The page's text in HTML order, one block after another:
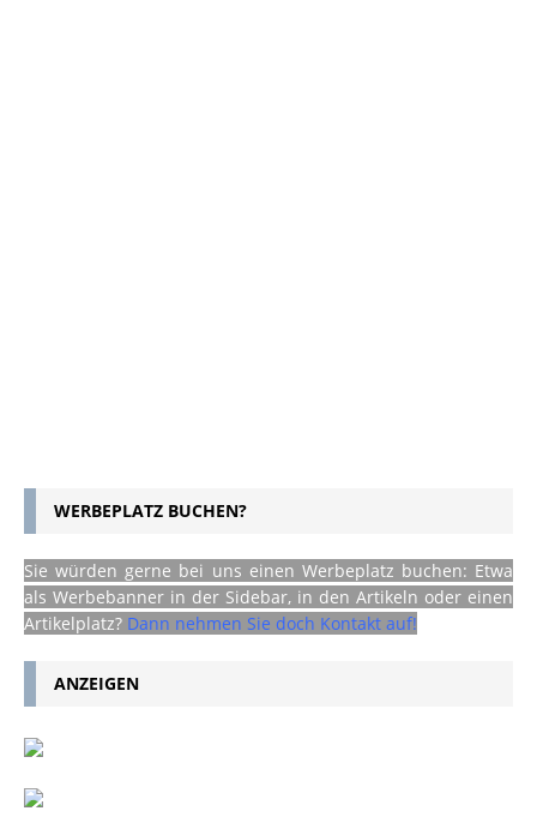
WERBEPLATZ BUCHEN?
Sie würden gerne bei uns einen Werbeplatz buchen: Etwa
als Werbebanner in der Sidebar, in den Artikeln oder einen
Artikelplatz? Dann nehmen Sie doch Kontakt auf!
ANZEIGEN